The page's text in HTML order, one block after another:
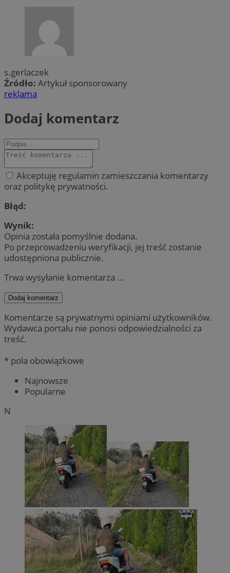
s.gerlaczek
Źródło: Artykuł sponsorowany
reklama
Dodaj komentarz
Akceptuję regulamin zamieszczania komentarzy
oraz politykę prywatności.
Błąd:
Wynik:
Opinia została pomyślnie dodana.
Po przeprowadzeniu weryfikacji, jej treść zostanie
udostępniona publicznie.
Trwa wysyłanie komentarza ...
Dodaj komentarz
Komentarze są prywatnymi opiniami użytkowników.
Wydawca portalu nie ponosi odpowiedzialności za
treść.
* pola obowiązkowe
Najnowsze
Popularne
N